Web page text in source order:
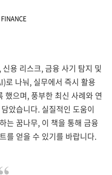
용 리스크, 금융 사기 탐지 및
로 나눠, 실무에서 즉시 활용
했으며, 풍부한 최신 사례와 연
았습니다. 실질적인 도움이
는 꿈나무, 이 책을 통해 금융
를 얻을 수 있기를 바랍니다.